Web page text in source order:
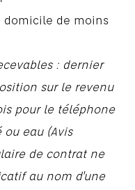
domicile de moins
: dernier
sur le revenu
pour le téléphone
eau (Avis
de contrat ne
au nom d'une